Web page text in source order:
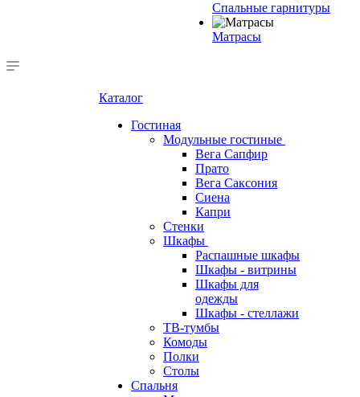
Спальные гарнитуры
Матрасы
Каталог
Гостиная
Модульные гостиные
Вега Сапфир
Прато
Вега Саксония
Сиена
Капри
Стенки
Шкафы
Распашные шкафы
Шкафы - витрины
Шкафы для
одежды
Шкафы - стеллажи
ТВ-тумбы
Комоды
Полки
Столы
Спальня